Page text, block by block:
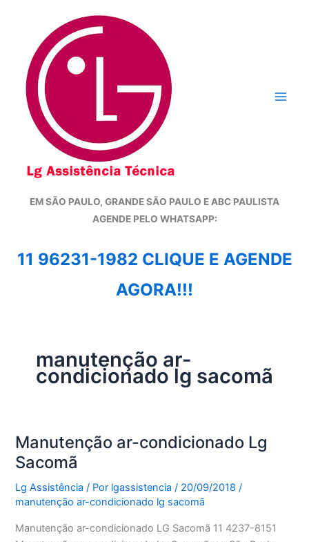
conteúdo
EM SÃO PAULO, GRANDE SÃO PAULO E ABC PAULISTA
AGENDE PELO WHATSAPP:
11 96231-1982 CLIQUE E AGENDE
AGORA!!!
manutenção ar-
condicionado lg sacomã
Manutenção ar-condicionado Lg
Sacomã
Lg Assistência / Por lgassistencia/ 20/09/2018 /
manutenção ar-condicionado lg sacomã
Manutenção ar-condicionado LG Sacomã 11 4237-8151